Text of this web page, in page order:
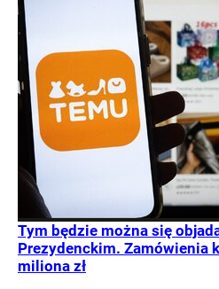
Tym będzie można się
Prezydenckim. Zamówienia
miliona zł